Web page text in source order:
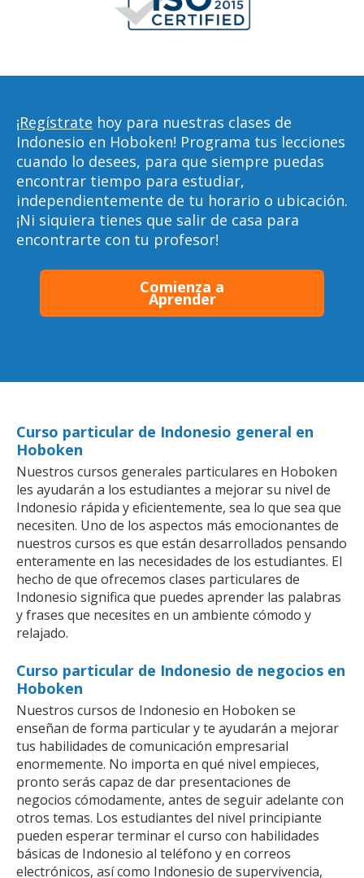
¡Regístrate hoy para nuestras clases de
Indonesio en Hoboken! Programa tus lecciones
cuando lo desees, para que siempre puedas
encontrar tiempo para estudiar,
independientemente de tu horario o ubicación.
¡Ni siquiera tienes que salir de casa para
encontrarte con tu profesor!
Comienza a
Aprender
Curso particular de Indonesio general en
Hoboken
Nuestros cursos generales particulares en Hoboken
les ayudarán a los estudiantes a mejorar su nivel de
Indonesio rápida y eficientemente, sea lo que sea que
necesiten. Uno de los aspectos más emocionantes de
nuestros cursos es que están desarrollados pensando
enteramente en las necesidades de los estudiantes. El
hecho de que ofrecemos clases particulares de
Indonesio significa que puedes aprender las palabras
y frases que necesites en un ambiente cómodo y
relajado.
Curso particular de Indonesio de negocios en
Hoboken
Nuestros cursos de Indonesio en Hoboken se
enseñan de forma particular y te ayudarán a mejorar
tus habilidades de comunicación empresarial
enormemente. No importa en qué nivel empieces,
pronto serás capaz de dar presentaciones de
negocios cómodamente, antes de seguir adelante con
otros temas. Los estudiantes del nivel principiante
pueden esperar terminar el curso con habilidades
básicas de Indonesio al teléfono y en correos
electrónicos, así como Indonesio de supervivencia,